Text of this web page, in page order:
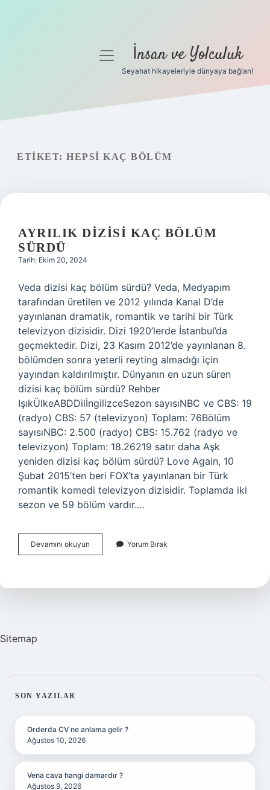
Gizlilik Politikası
menüyü İnsan ve Yolculuk
Seyahat hikayeleriyle dünyaya bağlan!
ETIKET: HEPSI KAÇ BÖLÜM
AYRILIK DIZISI KAÇ BÖLÜM
SÜRDÜ
Tarih: Ekim 20, 2024
Veda dizisi kaç bölüm sürdü? Veda, Medyapım
tarafından üretilen ve 2012 yılında Kanal D’de
yayınlanan dramatik, romantik ve tarihi bir Türk
televizyon dizisidir. Dizi 1920’lerde İstanbul’da
geçmektedir. Dizi, 23 Kasım 2012’de yayınlanan 8.
bölümden sonra yeterli reyting almadığı için
yayından kaldırılmıştır. Dünyanın en uzun süren
dizisi kaç bölüm sürdü? Rehber
IşıkÜlkeABDDilİngilizceSezon sayısıNBC ve CBS: 19
(radyo) CBS: 57 (televizyon) Toplam: 76Bölüm
sayısıNBC: 2.500 (radyo) CBS: 15.762 (radyo ve
televizyon) Toplam: 18.26219 satır daha Aşk
yeniden dizisi kaç bölüm sürdü? Love Again, 10
Şubat 2015’ten beri FOX’ta yayınlanan bir Türk
romantik komedi televizyon dizisidir. Toplamda iki
sezon ve 59 bölüm vardır.…
Devamını okuyun
Dizisi
Sürdü
Yorum Bırak
Sitemap
SIDEBAR
SON YAZILAR
Orderda CV ne anlama gelir ?
Ağustos 10, 2026
Vena cava hangi damardır ?
Ağustos 9, 2026